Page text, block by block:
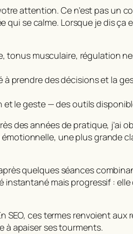
attention. Ce n’est pas un
se calme. Lorsque je dis ça
tonus musculaire, régulation
prendre des décisions et la
et le geste — des outils
des années de pratique, j’ai
une plus grande
quelques séances
instantané mais progressif :
SEO, ces termes renvoient
à apaiser ses tourments.